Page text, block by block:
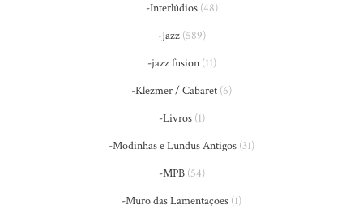
-Interlúdios(48)
-Jazz(589)
-jazz fusion(11)
-Klezmer / Cabaret (6)
-Livros(1)
-Modinhas e Lundus Antigos (31)
-MPB(54)
-Muro das Lamentações (1)